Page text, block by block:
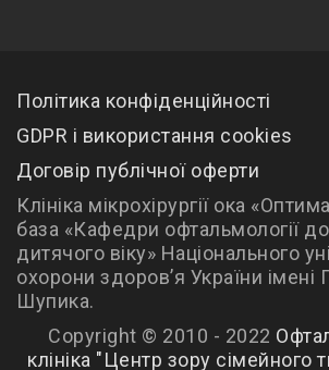
Політика конфіденційності
GDPR і використання cookies
Договір публічної оферти
Клініка мікрохірургії ока
база «Кафедри офтальмології
дитячого віку» Національного
охорони здоров’я України імені
Шупика.
Copyright © 2010 - 2022
клініка "Центр зору сімейного